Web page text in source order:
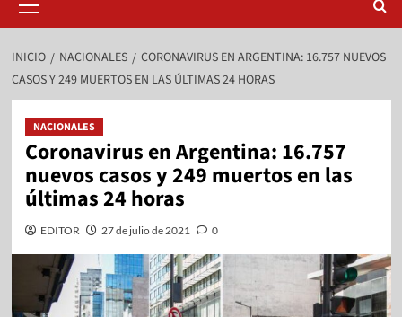
INICIO NACIONALES
CORONAVIRUS EN ARGENTINA: 16.757 NUEVOS
CASOS Y 249 MUERTOS EN LAS ÚLTIMAS 24 HORAS
NACIONALES
Coronavirus en Argentina: 16.757
nuevos casos y 249 muertos en las
últimas 24 horas
EDITOR 27 de julio de 2021 0